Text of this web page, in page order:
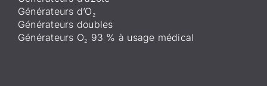
Générateurs d’O₂
Générateurs doubles
Générateurs O₂ 93 % à usage médical